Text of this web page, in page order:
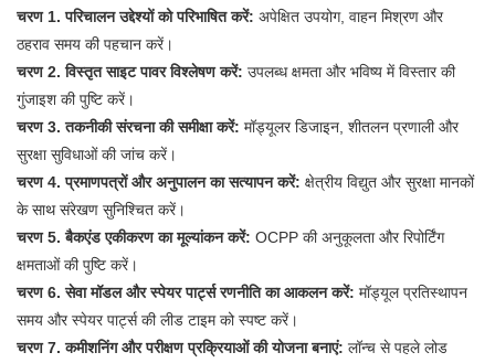
चरण 1. परिचालन उद्देश्यों को परिभाषित करें: अपेक्षित उपयोग, वाहन मिश्रण और
ठहराव समय की पहचान करें।
चरण 2. विस्तृत साइट पावर विश्लेषण करें: उपलब्ध क्षमता और भविष्य में विस्तार की
गुंजाइश की पुष्टि करें।
चरण 3. तकनीकी संरचना की समीक्षा करें: मॉड्यूलर डिजाइन, शीतलन प्रणाली और
सुरक्षा सुविधाओं की जांच करें।
चरण 4. प्रमाणपत्रों और अनुपालन का सत्यापन करें: क्षेत्रीय विद्युत और सुरक्षा मानकों
के साथ संरेखण सुनिश्चित करें।
चरण 5. बैकएंड एकीकरण का मूल्यांकन करें: OCPP की अनुकूलता और रिपोर्टिंग
क्षमताओं की पुष्टि करें।
चरण 6. सेवा मॉडल और स्पेयर पार्ट्स रणनीति का आकलन करें: मॉड्यूल प्रतिस्थापन
समय और स्पेयर पार्ट्स की लीड टाइम को स्पष्ट करें।
चरण 7. कमीशनिंग और परीक्षण प्रक्रियाओं की योजना बनाएं: लॉन्च से पहले लोड